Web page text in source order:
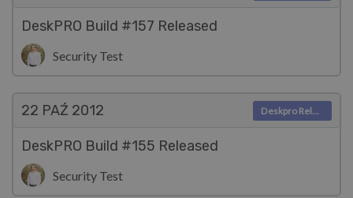
DeskPRO Build #157 Released
Security Test
22 PAŹ 2012
DeskPRO Build #155 Released
Security Test
Deskpro Releases